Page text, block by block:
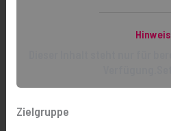
Hinweis
Zielgruppe